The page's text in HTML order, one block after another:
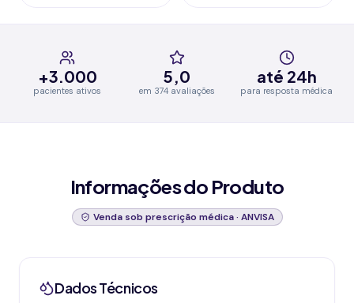
+3.000
pacientes ativos
5,0
em 374 avaliações
até 24h
para resposta médica
Informações do Produto
Venda sob prescrição médica · ANVISA
Dados Técnicos